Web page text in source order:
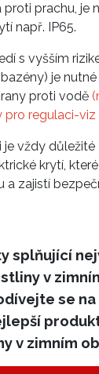
prachu, je
např. IP65.
s vyšším
je
proti vodě
regulaci-viz
je vždy
krytí,
a zajistí
splňující
v
se
v zimním